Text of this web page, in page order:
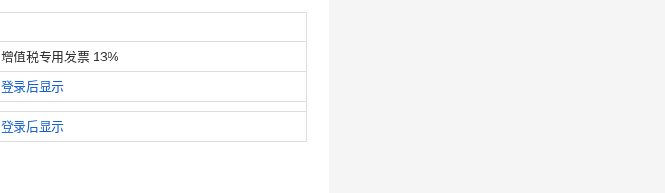
增值税专用发票 13%
登录后显示
登录后显示